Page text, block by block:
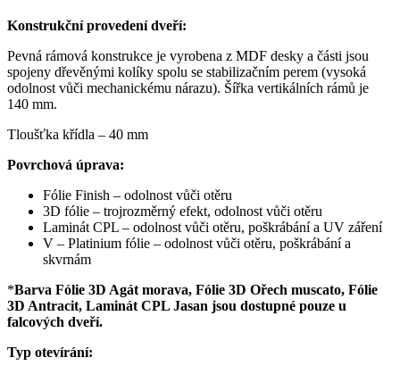
Konstrukční provedení dveří:
Pevná rámová konstrukce je vyrobena z MDF desky a části jsou
spojeny dřevěnými kolíky spolu se stabilizačním perem (vysoká
odolnost vůči mechanickému nárazu). Šířka vertikálních rámů je
140 mm.
Tloušťka křídla – 40 mm
Povrchová úprava:
Fólie Finish – odolnost vůči otěru
3D fólie – trojrozměrný efekt, odolnost vůči otěru
Laminát CPL – odolnost vůči otěru, poškrábání a UV záření
V – Platinium fólie – odolnost vůči otěru, poškrábání a
skvrnám
*Barva Fólie 3D Agát morava, Fólie 3D Ořech muscato, Fólie
3D Antracit, Laminát CPL Jasan jsou dostupné pouze u
falcových dveří.
Typ otevírání: